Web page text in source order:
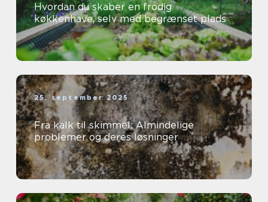
Hvordan du skaber en frodig
køkkenhave, selv med begrænset plads
25. september 2025
Fra kalk til skimmel: Almindelige
problemer og deres løsninger